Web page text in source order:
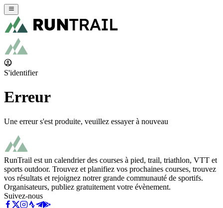
S'identifier
Erreur
Une erreur s'est produite, veuillez essayer à nouveau
RunTrail est un calendrier des courses à pied, trail, triathlon, VTT et
sports outdoor. Trouvez et planifiez vos prochaines courses, trouvez
vos résultats et rejoignez notrer grande communauté de sportifs.
Organisateurs, publiez gratuitement votre évènement.
Suivez-nous